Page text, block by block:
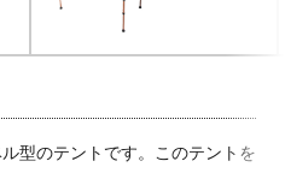
型のテントです。このテントを